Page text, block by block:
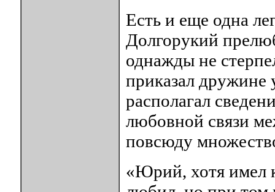
Есть и еще одна
Долгорукий
однажды не
приказал дружине
располагал
любовной связи
повсюду
«Юрий, хотя имел